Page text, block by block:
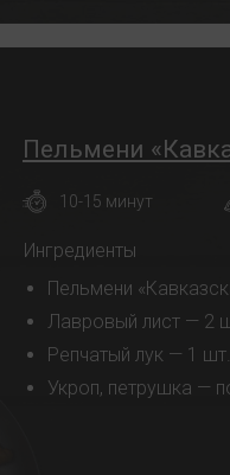
Пельмени
10-15 минут
Ингредиенты
Пельмени
Лавровый лист — 2
Репчатый лук — 1 шт.
Укроп, петрушка —